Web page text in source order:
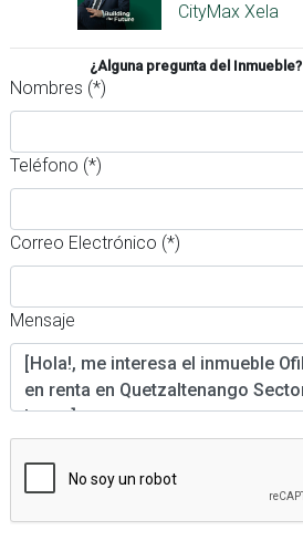
CityMax Xela
¿Alguna pregunta del Inmueble?
Nombres (*)
Teléfono (*)
Correo Electrónico (*)
Mensaje